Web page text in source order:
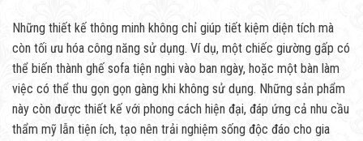
Những thiết kế thông minh không chỉ giúp tiết kiệm diện tích mà
còn tối ưu hóa công năng sử dụng. Ví dụ, một chiếc giường gấp có
thể biến thành ghế sofa tiện nghi vào ban ngày, hoặc một bàn làm
việc có thể thu gọn gọn gàng khi không sử dụng. Những sản phẩm
này còn được thiết kế với phong cách hiện đại, đáp ứng cả nhu cầu
thẩm mỹ lẫn tiện ích, tạo nên trải nghiệm sống độc đáo cho gia